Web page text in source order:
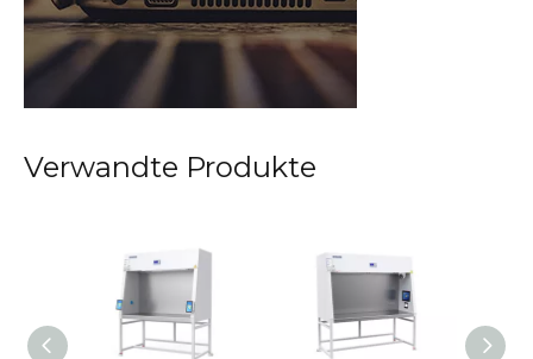
Verwandte Produkte